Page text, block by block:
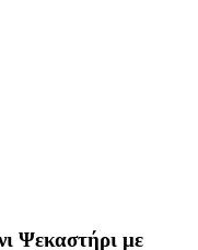
Ψεκαστήρι με